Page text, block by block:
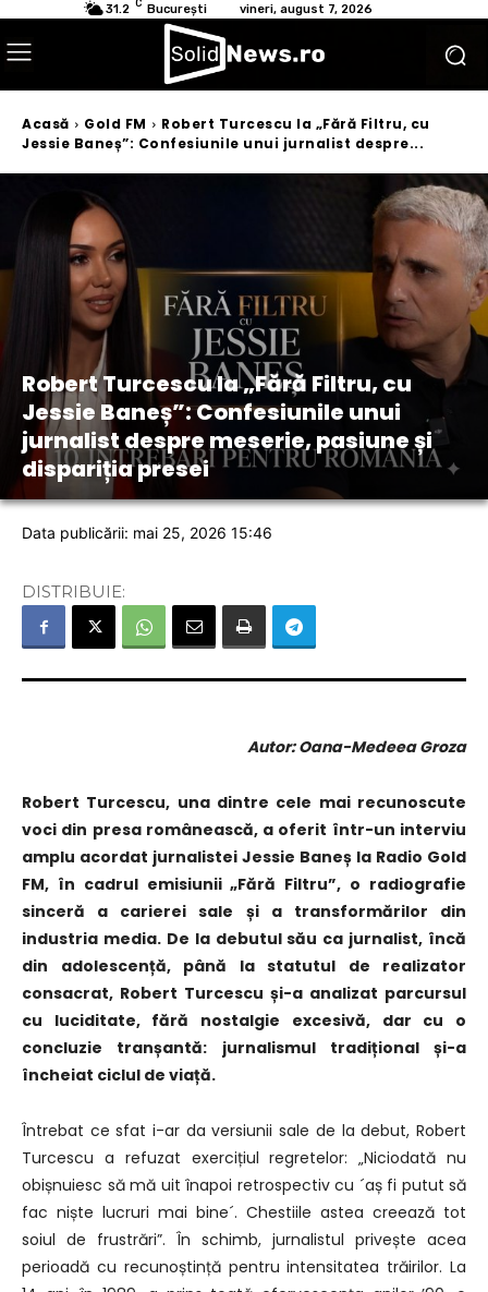
31.2 C București vineri, august 7, 2026
Acasă Gold FM
Robert Turcescu la „Fără Filtru, cu
Jessie Baneș”: Confesiunile unui jurnalist despre...
Robert Turcescu la „Fără Filtru, cu
Jessie Baneș”: Confesiunile unui
jurnalist despre meserie, pasiune și
dispariția presei
Data publicării: mai 25, 2026 15:46
DISTRIBUIE:
Autor: Oana-Medeea Groza
Robert Turcescu, una dintre cele mai recunoscute
voci din presa românească, a oferit într-un interviu
amplu acordat jurnalistei Jessie Baneș la Radio Gold
FM, în cadrul emisiunii „Fără Filtru”, o radiografie
sinceră a carierei sale și a transformărilor din
industria media. De la debutul său ca jurnalist, încă
din adolescență, până la statutul de realizator
consacrat, Robert Turcescu și-a analizat parcursul
cu luciditate, fără nostalgie excesivă, dar cu o
concluzie tranșantă: jurnalismul tradițional și-a
încheiat ciclul de viață.
Întrebat ce sfat i-ar da versiunii sale de la debut, Robert
Turcescu a refuzat exercițiul regretelor: „Niciodată nu
obișnuiesc să mă uit înapoi retrospectiv cu ´aș fi putut să
fac niște lucruri mai bine´. Chestiile astea creează tot
soiul de frustrări”. În schimb, jurnalistul privește acea
perioadă cu recunoștință pentru intensitatea trăirilor. La